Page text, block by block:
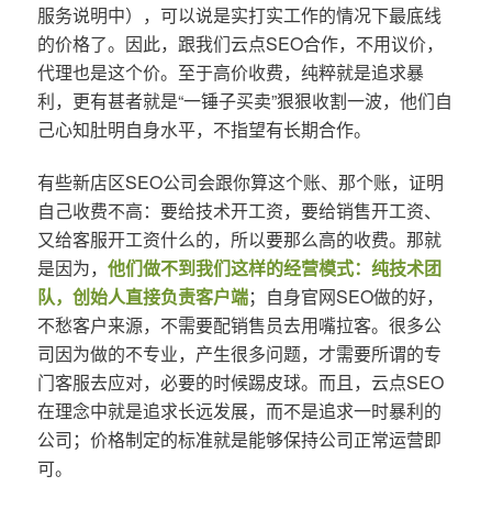
服务说明中），可以说是实打实工作的情况下最底线
的价格了。因此，跟我们云点SEO合作，不用议价，
代理也是这个价。至于高价收费，纯粹就是追求暴
利，更有甚者就是“一锤子买卖”狠狠收割一波，他们自
己心知肚明自身水平，不指望有长期合作。
有些新店区SEO公司会跟你算这个账、那个账，证明
自己收费不高：要给技术开工资，要给销售开工资、
又给客服开工资什么的，所以要那么高的收费。那就
是因为， 他们做不到我们这样的经营模式：纯技术团
队，创始人直接负责客户端；自身官网SEO做的好，
不愁客户来源，不需要配销售员去用嘴拉客。很多公
司因为做的不专业，产生很多问题，才需要所谓的专
门客服去应对，必要的时候踢皮球。而且，云点SEO
在理念中就是追求长远发展，而不是追求一时暴利的
公司；价格制定的标准就是能够保持公司正常运营即
可。